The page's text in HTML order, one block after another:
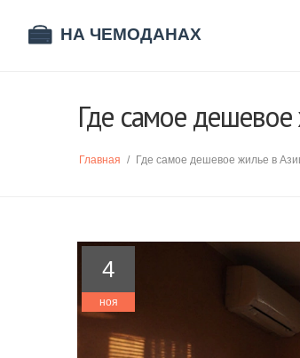
Где самое дешевое
Главная / Где самое дешевое жилье в
4
ноя